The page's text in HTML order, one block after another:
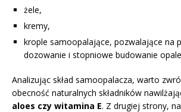
żele,
kremy,
krople samoopalające, pozwalające na
dozowanie i stopniowe budowanie
Analizując skład samoopalacza, warto
obecność naturalnych składników
aloes czy witamina E. Z drugiej strony,